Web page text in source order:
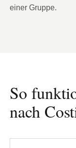
einer Gruppe.
So
nach